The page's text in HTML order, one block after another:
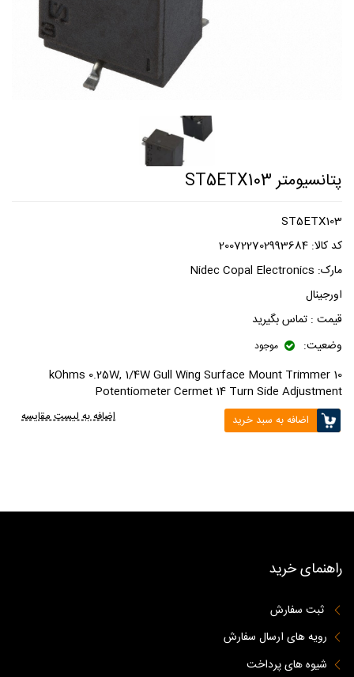
پتانسیومتر ST5ETX103
ST5ETX103
کد کالا: 200722702993684
مارک: Nidec Copal Electronics
اورجینال
قیمت : تماس بگیرید
وضعیت:
موجود
10 kOhms 0.25W, 1/4W Gull Wing Surface Mount Trimmer
Potentiometer Cermet 14 Turn Side Adjustment
اضافه به سبد خرید اضافه به لیست مقایسه
راهنمای خرید
ثبت سفارش
رویه های ارسال سفارش
شیوه های پرداخت